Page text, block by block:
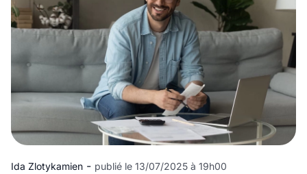
Ida Zlotykamien - publié le 13/07/2025 à 19h00